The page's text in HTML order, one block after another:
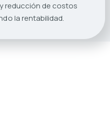
reducción de costos
la rentabilidad.